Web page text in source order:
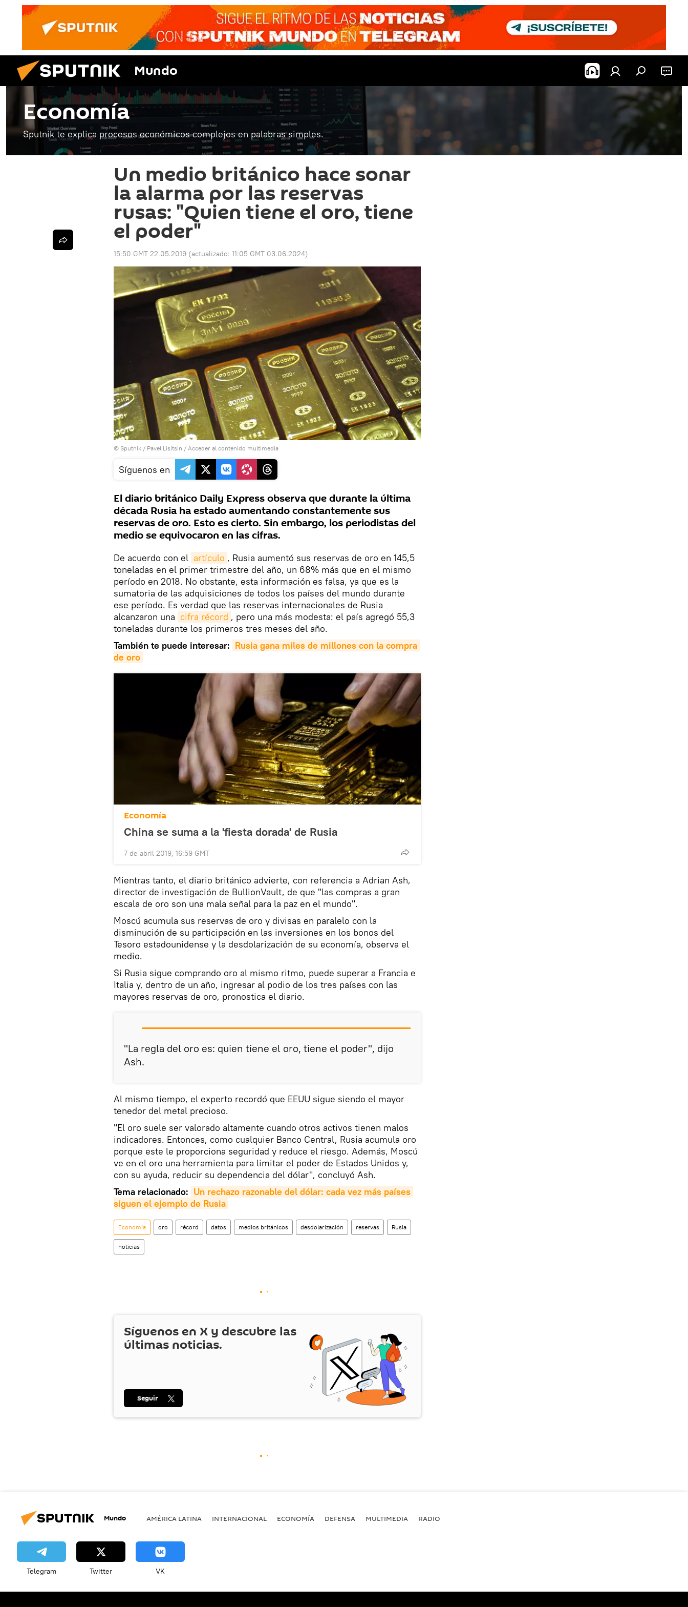
Mundo
Economía
Sputnik te explica procesos económicos complejos en palabras simples.
Un medio británico hace sonar
la alarma por las reservas
rusas: "Quien tiene el oro, tiene
el poder"
15:50 GMT 22.05.2019 (actualizado: 11:05 GMT 03.06.2024)
© Sputnik / Pavel Lisitsin / Acceder al contenido multimedia
Síguenos en
El diario británico Daily Express observa que durante la última
década Rusia ha estado aumentando constantemente sus
reservas de oro. Esto es cierto. Sin embargo, los periodistas del
medio se equivocaron en las cifras.
De acuerdo con el artículo , Rusia aumentó sus reservas de oro en 145,5
toneladas en el primer trimestre del año, un 68% más que en el mismo
período en 2018. No obstante, esta información es falsa, ya que es la
sumatoria de las adquisiciones de todos los países del mundo durante
ese período. Es verdad que las reservas internacionales de Rusia
alcanzaron una cifra récord , pero una más modesta: el país agregó 55,3
toneladas durante los primeros tres meses del año.
También te puede interesar: Rusia gana miles de millones con la compra
de oro
Economía
China se suma a la 'fiesta dorada' de Rusia
7 de abril 2019, 16:59 GMT
Mientras tanto, el diario británico advierte, con referencia a Adrian Ash,
director de investigación de BullionVault, de que "las compras a gran
escala de oro son una mala señal para la paz en el mundo".
Moscú acumula sus reservas de oro y divisas en paralelo con la
disminución de su participación en las inversiones en los bonos del
Tesoro estadounidense y la desdolarización de su economía, observa el
medio.
Si Rusia sigue comprando oro al mismo ritmo, puede superar a Francia e
Italia y, dentro de un año, ingresar al podio de los tres países con las
mayores reservas de oro, pronostica el diario.
"La regla del oro es: quien tiene el oro, tiene el poder", dijo
Ash.
Al mismo tiempo, el experto recordó que EEUU sigue siendo el mayor
tenedor del metal precioso.
"El oro suele ser valorado altamente cuando otros activos tienen malos
indicadores. Entonces, como cualquier Banco Central, Rusia acumula oro
porque este le proporciona seguridad y reduce el riesgo. Además, Moscú
ve en el oro una herramienta para limitar el poder de Estados Unidos y,
con su ayuda, reducir su dependencia del dólar", concluyó Ash.
Tema relacionado: Un rechazo razonable del dólar: cada vez más países
siguen el ejemplo de Rusia
Economía oro récord datos medios británicos desdolarización reservas Rusia
noticias
Síguenos en X y descubre las
últimas noticias.
Seguir
Mundo AMÉRICA LATINA INTERNACIONAL ECONOMÍA DEFENSA MULTIMEDIA RADIO
Telegram Twitter VK